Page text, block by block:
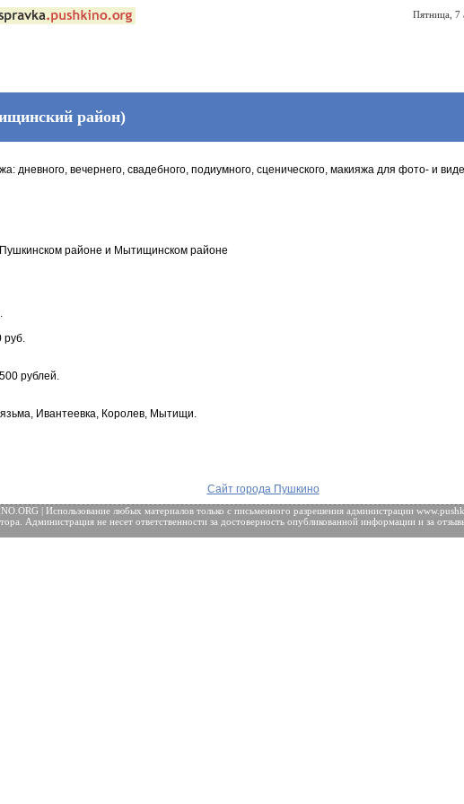
Пятница, 7
район)
дневного, вечернего, свадебного, подиумного, сценического, макияжа для фото- и
районе и Мытищинском районе
руб.
рублей.
Ивантеевка, Королев, Мытищи.
Сайт города Пушкино
| Использование любых материалов только с письменного разрешения администрации
Администрация не несет ответственности за достоверность опубликованной информации и за